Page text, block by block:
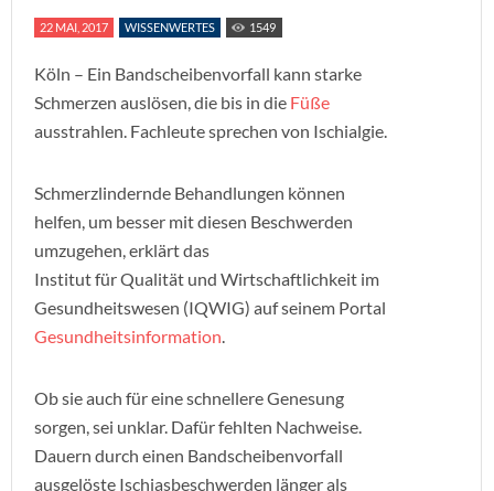
22 MAI, 2017 WISSENWERTES 1549
Köln – Ein Bandscheibenvorfall kann starke
Schmerzen auslösen, die bis in die Füße
ausstrahlen. Fachleute sprechen von Ischialgie.
Schmerzlindernde Behandlungen können
helfen, um besser mit diesen Beschwerden
umzugehen, erklärt das
Institut für Qualität und Wirtschaftlichkeit im
Gesundheitswesen (IQWIG) auf seinem Portal
Gesundheitsinformation.
Ob sie auch für eine schnellere Genesung
sorgen, sei unklar. Dafür fehlten Nachweise.
Dauern durch einen Bandscheibenvorfall
ausgelöste Ischiasbeschwerden länger als